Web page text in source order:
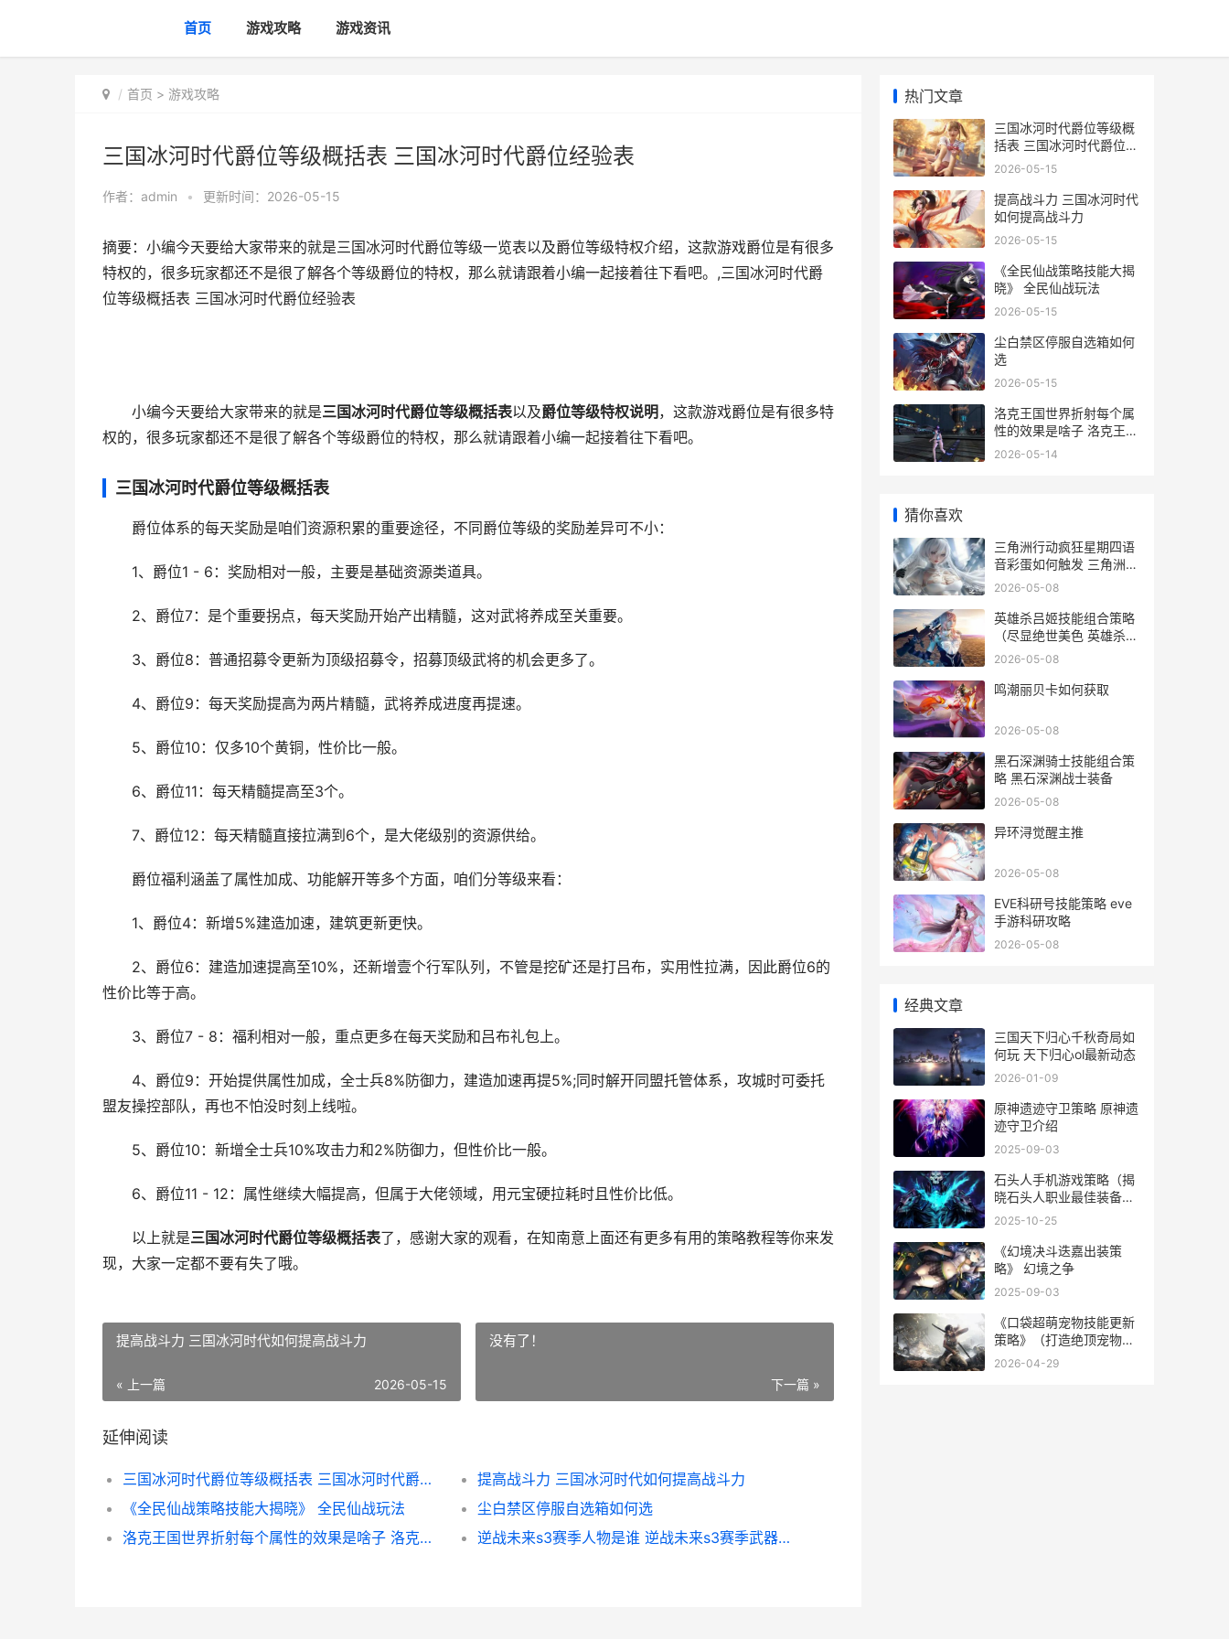
首页 游戏攻略 游戏资讯
首页 > 游戏攻略
三国冰河时代爵位等级概括表 三国冰河时代爵位经验表
作者： admin • 更新时间：2026-05-15
摘要：小编今天要给大家带来的就是三国冰河时代爵位等级一览表以及爵位等级特权介绍，这款游戏爵位是有很多
特权的，很多玩家都还不是很了解各个等级爵位的特权，那么就请跟着小编一起接着往下看吧。,三国冰河时代爵
位等级概括表 三国冰河时代爵位经验表
小编今天要给大家带来的就是三国冰河时代爵位等级概括表以及爵位等级特权说明 ，这款游戏爵位是有很多特
权的，很多玩家都还不是很了解各个等级爵位的特权，那么就请跟着小编一起接着往下看吧。
三国冰河时代爵位等级概括表
爵位体系的每天奖励是咱们资源积累的重要途径，不同爵位等级的奖励差异可不小：
1、爵位1 - 6：奖励相对一般，主要是基础资源类道具。
2、爵位7：是个重要拐点，每天奖励开始产出精髓，这对武将养成至关重要。
3、爵位8：普通招募令更新为顶级招募令，招募顶级武将的机会更多了。
4、爵位9：每天奖励提高为两片精髓，武将养成进度再提速。
5、爵位10：仅多10个黄铜，性价比一般。
6、爵位11：每天精髓提高至3个。
7、爵位12：每天精髓直接拉满到6个，是大佬级别的资源供给。
爵位福利涵盖了属性加成、功能解开等多个方面，咱们分等级来看：
1、爵位4：新增5%建造加速，建筑更新更快。
2、爵位6：建造加速提高至10%，还新增壹个行军队列，不管是挖矿还是打吕布，实用性拉满，因此爵位6的
性价比等于高。
3、爵位7 - 8：福利相对一般，重点更多在每天奖励和吕布礼包上。
4、爵位9：开始提供属性加成，全士兵8%防御力，建造加速再提5%;同时解开同盟托管体系，攻城时可委托
盟友操控部队，再也不怕没时刻上线啦。
5、爵位10：新增全士兵10%攻击力和2%防御力，但性价比一般。
6、爵位11 - 12：属性继续大幅提高，但属于大佬领域，用元宝硬拉耗时且性价比低。
以上就是三国冰河时代爵位等级概括表了，感谢大家的观看，在知南意上面还有更多有用的策略教程等你来发
现，大家一定都不要有失了哦。
提高战斗力 三国冰河时代如何提高战斗力
« 上一篇 2026-05-15
没有了！
下一篇 »
延伸阅读
三国冰河时代爵位等级概括表 三国冰河时代爵位经验表
提高战斗力 三国冰河时代如何提高战斗力
《全民仙战策略技能大揭晓》 全民仙战玩法
尘白禁区停服自选箱如何选
洛克王国世界折射每个属性的效果是啥子 洛克王国世界折光
逆战未来s3赛季人物是谁 逆战未来s3赛季武器有哪些
热门文章
三国冰河时代爵位等级概
括表 三国冰河时代爵位经
验表
2026-05-15
提高战斗力 三国冰河时代
如何提高战斗力
2026-05-15
《全民仙战策略技能大揭
晓》 全民仙战玩法
2026-05-15
尘白禁区停服自选箱如何
选
2026-05-15
洛克王国世界折射每个属
性的效果是啥子 洛克王国
世界折光
2026-05-14
猜你喜欢
三角洲行动疯狂星期四语
音彩蛋如何触发 三角洲行
动疯狂地带
2026-05-08
英雄杀吕姬技能组合策略
（尽显绝世美色 英雄杀吕
姬技能介绍
2026-05-08
鸣潮丽贝卡如何获取
2026-05-08
黑石深渊骑士技能组合策
略 黑石深渊战士装备
2026-05-08
异环浔觉醒主推
2026-05-08
EVE科研号技能策略 eve
手游科研攻略
2026-05-08
经典文章
三国天下归心千秋奇局如
何玩 天下归心ol最新动态
2026-01-09
原神遗迹守卫策略 原神遗
迹守卫介绍
2025-09-03
石头人手机游戏策略（揭
晓石头人职业最佳装备及
组合法宝 石头人玩家
2025-10-25
《幻境决斗迭嘉出装策
略》 幻境之争
2025-09-03
《口袋超萌宠物技能更新
策略》（打造绝顶宠物团
队 口袋超萌r级宠物哪个
2026-04-29